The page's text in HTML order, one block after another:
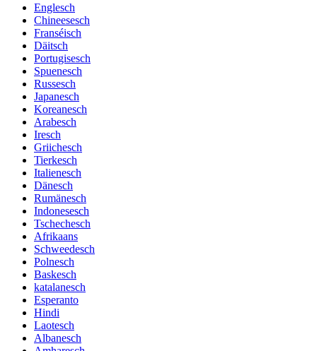
Englesch
Chineesesch
Franséisch
Däitsch
Portugisesch
Spuenesch
Russesch
Japanesch
Koreanesch
Arabesch
Iresch
Griichesch
Tierkesch
Italienesch
Dänesch
Rumänesch
Indonesesch
Tschechesch
Afrikaans
Schweedesch
Polnesch
Baskesch
katalanesch
Esperanto
Hindi
Laotesch
Albanesch